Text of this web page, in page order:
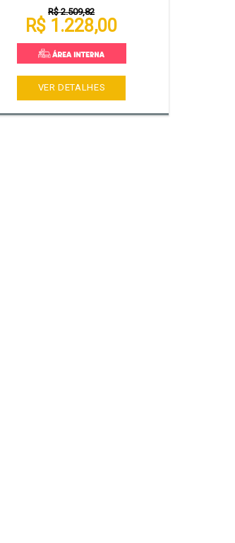
R$ 2.509,82
R$ 1.228,00
VER DETALHES